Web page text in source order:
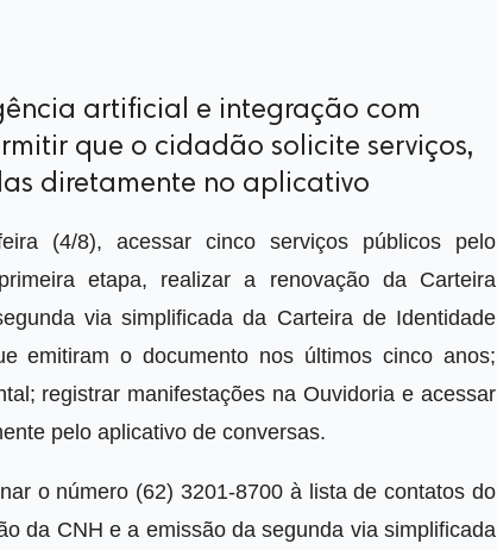
artificial e integração com
que o cidadão solicite serviços,
diretamente no aplicativo
(4/8), acessar cinco serviços públicos pelo
etapa, realizar a renovação da Carteira
via simplificada da Carteira de Identidade
emitiram o documento nos últimos cinco anos;
registrar manifestações na Ouvidoria e acessar
pelo aplicativo de conversas.
o número (62) 3201-8700 à lista de contatos do
da CNH e a emissão da segunda via simplificada